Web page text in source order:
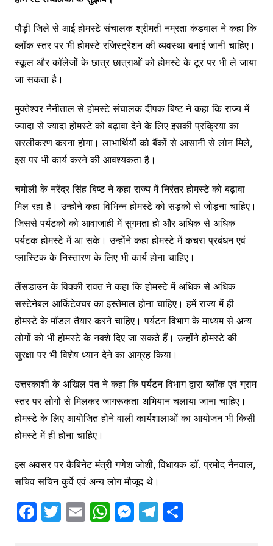
पौड़ी जिले से आई होमस्टे संचालक श्रीमती नम्रता कंडवाल ने कहा कि
ब्लॉक स्तर पर भी होमस्टे रजिस्ट्रेशन की व्यवस्था बनाई जानी चाहिए।
स्कूल और कॉलेजों के छात्र छात्राओं को होमस्टे के टूर पर भी ले जाया
जा सकता है।
मुक्तेश्वर नैनीताल से होमस्टे संचालक दीपक बिष्ट ने कहा कि राज्य में
ज्यादा से ज्यादा होमस्टे को बढ़ावा देने के लिए इसकी प्रक्रिया का
सरलीकरण करना होगा। लाभार्थियों को बैंकों से आसानी से लोन मिले,
इस पर भी कार्य करने की आवश्यकता है।
चमोली के नरेंद्र सिंह बिष्ट ने कहा राज्य में निरंतर होमस्टे को बढ़ावा
मिल रहा है। उन्होंने कहा विभिन्न होमस्टे को सड़कों से जोड़ना चाहिए।
जिससे पर्यटकों को आवाजाही में सुगमता हो और अधिक से अधिक
पर्यटक होमस्टे में आ सके। उन्होंने कहा होमस्टे में कचरा प्रबंधन एवं
प्लास्टिक के निस्तारण के लिए भी कार्य होना चाहिए।
लैंसडाउन के विक्की रावत ने कहा कि होमस्टे में अधिक से अधिक
सस्टेनेबल आर्किटेक्चर का इस्तेमाल होना चाहिए। हमें राज्य में ही
होमस्टे के मॉडल तैयार करने चाहिए। पर्यटन विभाग के माध्यम से अन्य
लोगों को भी होमस्टे के नक्शे दिए जा सकते हैं। उन्होंने होमस्टे की
सुरक्षा पर भी विशेष ध्यान देने का आग्रह किया।
उत्तरकाशी के अखिल पंत ने कहा कि पर्यटन विभाग द्वारा ब्लॉक एवं ग्राम
स्तर पर लोगों से मिलकर जागरूकता अभियान चलाया जाना चाहिए।
होमस्टे के लिए आयोजित होने वाली कार्यशालाओं का आयोजन भी किसी
होमस्टे में ही होना चाहिए।
इस अवसर पर कैबिनेट मंत्री गणेश जोशी, विधायक डॉ. प्रमोद नैनवाल,
सचिव सचिन कुर्वे एवं अन्य लोग मौजूद थे।
F T E W M T S